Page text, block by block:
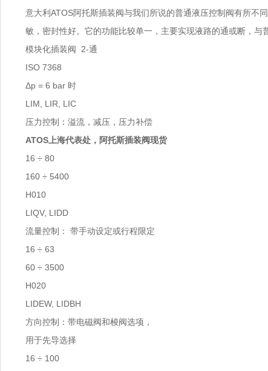
意大利ATOS阿托斯插装阀与我们所说的普通液压控制阀有所不
敏，密封性好。它的功能比较单一，主要实现液路的通或断，与
模块化插装阀 2-通
ISO 7368
Δp = 6 bar 时
LIM, LIR, LIC
压力控制：溢流，减压，压力补偿
ATOS上海代表处，阿托斯插装阀现货
16 ÷ 80
160 ÷ 5400
H010
LIQV, LIDD
流量控制： 带手动设定或行程限定
16 ÷ 63
60 ÷ 3500
H020
LIDEW, LIDBH
方向控制：带电磁阀和梭阀选项，
用于先导选择
16 ÷ 100